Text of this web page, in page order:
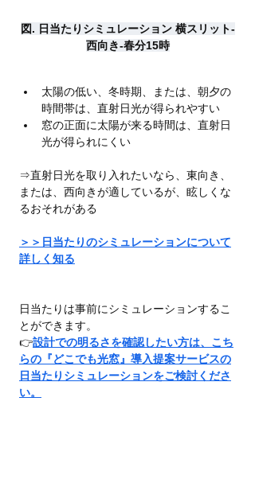
図. 日当たりシミュレーション 横スリット-
西向き-春分15時
太陽の低い、冬時期、または、朝夕の
時間帯は、直射日光が得られやすい
窓の正面に太陽が来る時間は、直射日
光が得られにくい
⇒直射日光を取り入れたいなら、東向き、
または、西向きが適しているが、眩しくな
るおそれがある
＞＞日当たりのシミュレーションについて
詳しく知る
日当たりは事前にシミュレーションするこ
とができます。
👉設計での明るさを確認したい方は、こち
らの『どこでも光窓』導入提案サービスの
日当たりシミュレーションをご検討くださ
い。